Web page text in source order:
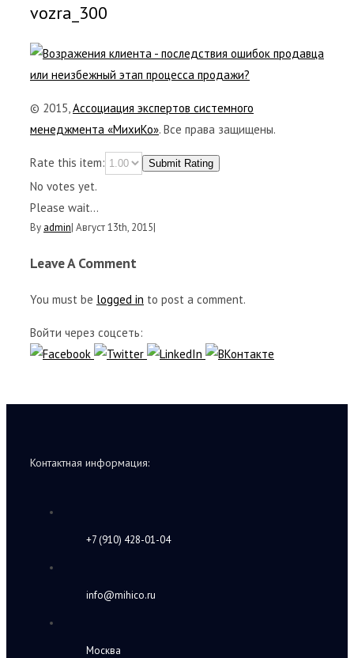
vozra_300
© 2015,Ассоциация экспертов системного
менеджмента «МихиКо». Все права защищены.
Rate this item: Submit Rating
No votes yet.
Please wait...
By admin| Август 13th, 2015|
Leave A Comment
You must be logged in to post a comment.
Войти через соцсеть:
Контактная информация:
+7 (910) 428-01-04
info@mihico.ru
Москва